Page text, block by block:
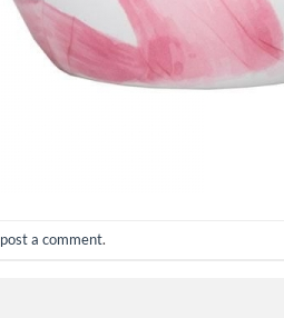
post a comment.